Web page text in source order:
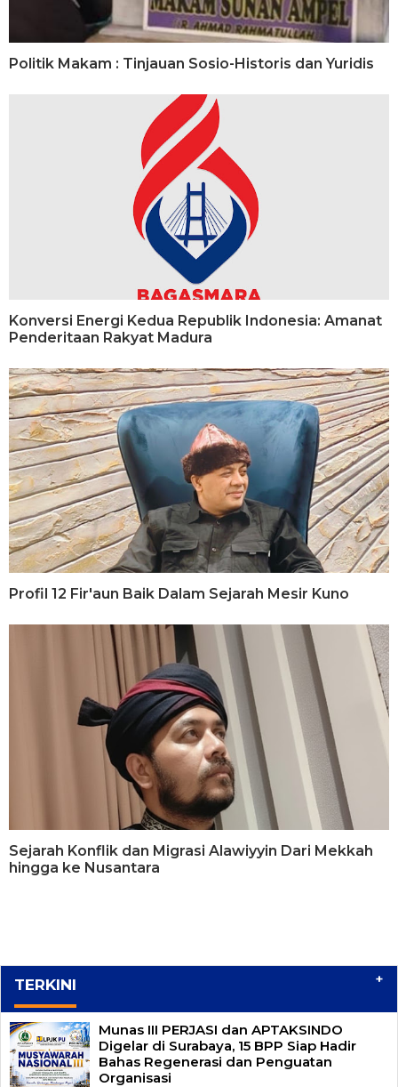
Politik Makam : Tinjauan Sosio-Historis dan Yuridis
Konversi Energi Kedua Republik Indonesia: Amanat
Penderitaan Rakyat Madura
Profil 12 Fir'aun Baik Dalam Sejarah Mesir Kuno
Sejarah Konflik dan Migrasi Alawiyyin Dari Mekkah
hingga ke Nusantara
TERKINI +
Munas III PERJASI dan APTAKSINDO
Digelar di Surabaya, 15 BPP Siap Hadir
Bahas Regenerasi dan Penguatan
Organisasi